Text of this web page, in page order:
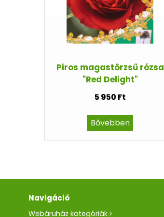
Piros magastörzsű rózsa
"Red Delight"
5 950 Ft
Bővebben
Navigáció
Webáruház kategóriák